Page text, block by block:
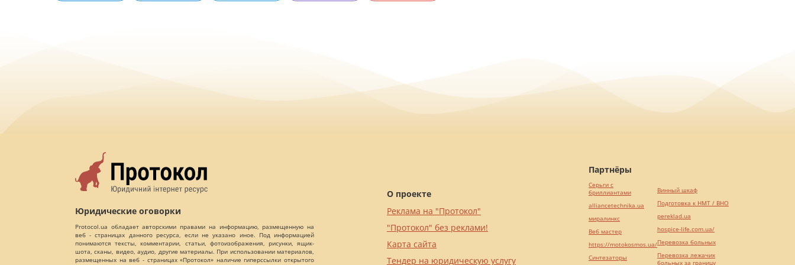
Юридические оговорки
Protocol.ua обладает авторскими правами на информацию, размещенную на
веб - страницах данного ресурса, если не указано иное. Под информацией
понимаются тексты, комментарии, статьи, фотоизображения, рисунки, ящик-
шота, сканы, видео, аудио, другие материалы. При использовании материалов,
размещенных на веб - страницах «Протокол» наличие гиперссылки открытого
О проекте
Реклама на "Протокол"
"Протокол" без реклами!
Карта сайта
Тендер на юридическую услугу
Партнёры
Серьги с
бриллиантами
alliancetechnika.ua
миралинкс
Веб мастер
https://motokosmos.ua/
Синтезаторы
Винный шкаф
Подготовка к НМТ / ВНО
pereklad.ua
hospice-life.com.ua/
Перевозка больных
Перевозка лежачих
больных за границу